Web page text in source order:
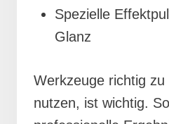
Spezielle
Glanz
Werkzeuge richtig
nutzen, ist wichtig.